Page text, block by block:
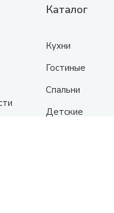
Каталог
Кухни
Гостиные
Спальни
Детские